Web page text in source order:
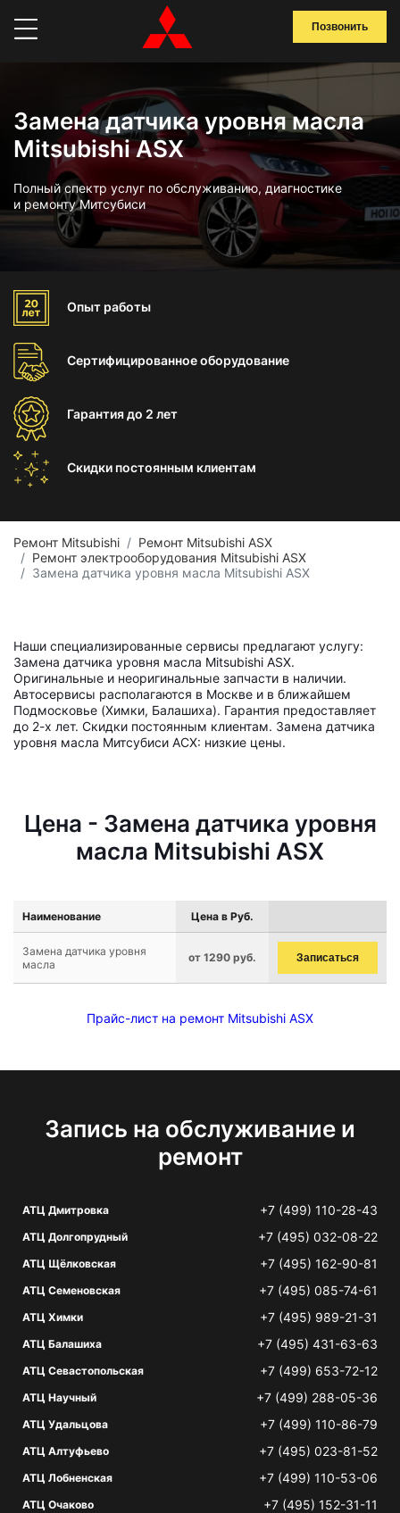
Позвонить
Замена датчика уровня масла
Mitsubishi ASX
Полный спектр услуг по обслуживанию, диагностике
и ремонту Митсубиси
Опыт работы
Сертифицированноеоборудование
Гарантиядо 2 лет
Скидки постоянным клиентам
Ремонт Mitsubishi
Ремонт Mitsubishi ASX
Ремонт электрооборудования Mitsubishi ASX
Замена датчика уровня масла Mitsubishi ASX
Наши специализированные сервисы предлагают услугу:
Замена датчика уровня масла Mitsubishi ASX.
Оригинальные и неоригинальные запчасти в наличии.
Автосервисы располагаются в Москве и в ближайшем
Подмосковье (Химки, Балашиха). Гарантия предоставляет
до 2-х лет. Скидки постоянным клиентам. Замена датчика
уровня масла Митсубиси АСХ: низкие цены.
Цена - Замена датчика уровня
масла Mitsubishi ASX
Наименование Цена в Руб.
Замена датчика уровня
масла
от 1290 руб. Записаться
Прайс-лист на ремонт Mitsubishi ASX
Запись на обслуживание и
ремонт
АТЦ Дмитровка +7 (499) 110-28-43
АТЦ Долгопрудный +7 (495) 032-08-22
АТЦ Щёлковская +7 (495) 162-90-81
АТЦ Семеновская +7 (495) 085-74-61
АТЦ Химки +7 (495) 989-21-31
АТЦ Балашиха +7 (495) 431-63-63
АТЦ Севастопольская +7 (499) 653-72-12
АТЦ Научный +7 (499) 288-05-36
АТЦ Удальцова +7 (499) 110-86-79
АТЦ Алтуфьево +7 (495) 023-81-52
АТЦ Лобненская +7 (499) 110-53-06
АТЦ Очаково +7 (495) 152-31-11